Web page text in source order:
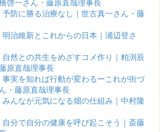
防に勝る治療なし｜世古真一さん・藤
治維新とこれからの日本｜浦辺登さ
然との共生をめざすコメ作り｜粕渕辰
原直哉理事長
実を知れば行動が変わるーこれが街づ
・藤原直哉理事長
んなが元気になる畑の仕組み｜中村隆
分で自分の健康を呼び起こそう｜斎藤